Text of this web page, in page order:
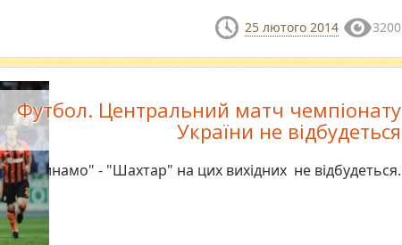
25 лютого 2014 3200
Футбол. Центральний матч чемпіонату
України не відбудеться
Гра "Динамо" - "Шахтар" на цих вихідних не відбудеться.